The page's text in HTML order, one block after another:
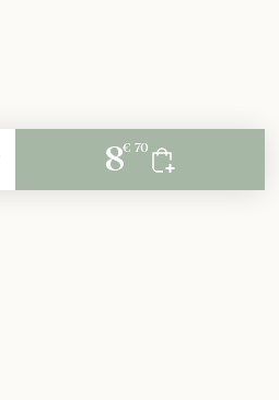
8€ 70